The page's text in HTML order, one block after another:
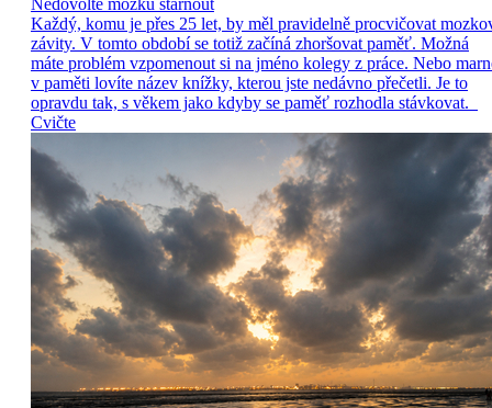
Každý, komu je přes 25 let, by měl pravidelně procvičovat
závity. V tomto období se totiž začíná zhoršovat paměť. Možná
máte problém vzpomenout si na jméno kolegy z práce. Nebo
v paměti lovíte název knížky, kterou jste nedávno přečetli. Je to
opravdu tak, s věkem jako kdyby se paměť rozhodla stávkovat.
Cvičte